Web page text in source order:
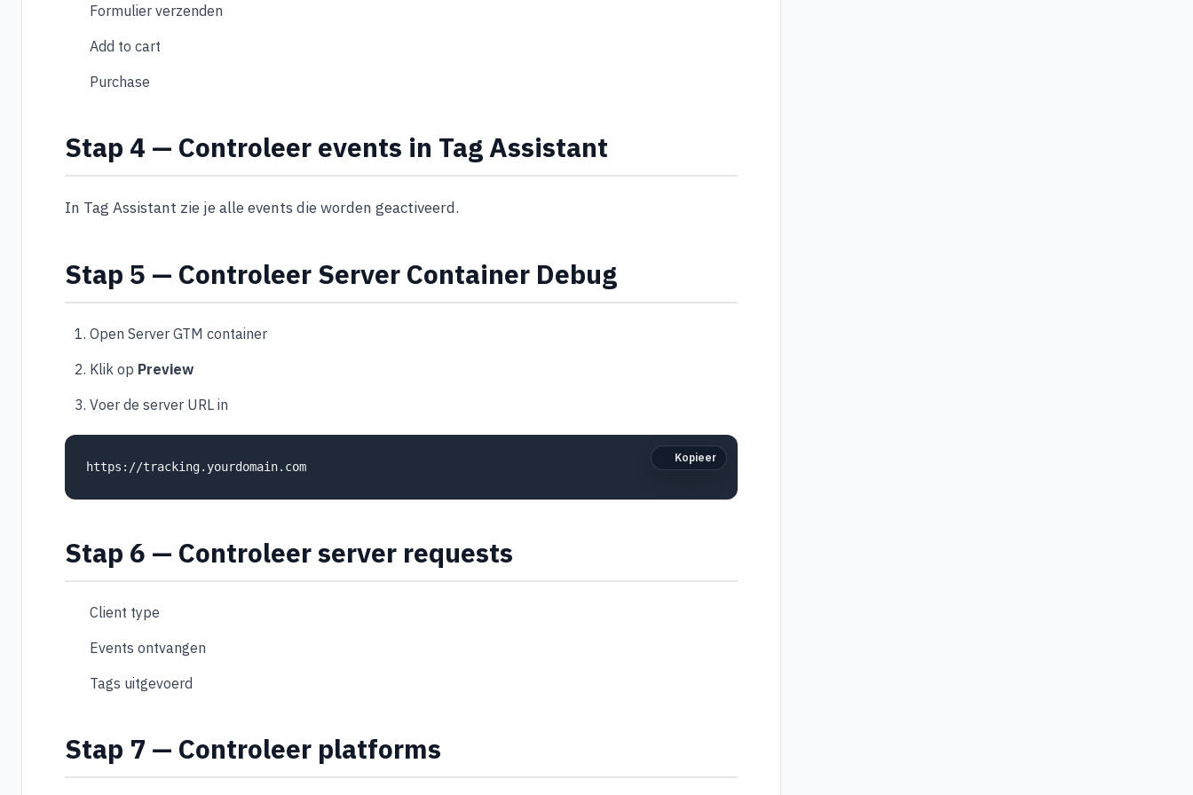
Formulier verzenden
Add to cart
Purchase
Stap 4 — Controleer events in Tag Assistant
In Tag Assistant zie je alle events die worden geactiveerd.
Stap 5 — Controleer Server Container Debug
Open Server GTM container
Klik op Preview
Voer de server URL in
https://tracking.yourdomain.com
Kopieer
Stap 6 — Controleer server requests
Client type
Events ontvangen
Tags uitgevoerd
Stap 7 — Controleer platforms